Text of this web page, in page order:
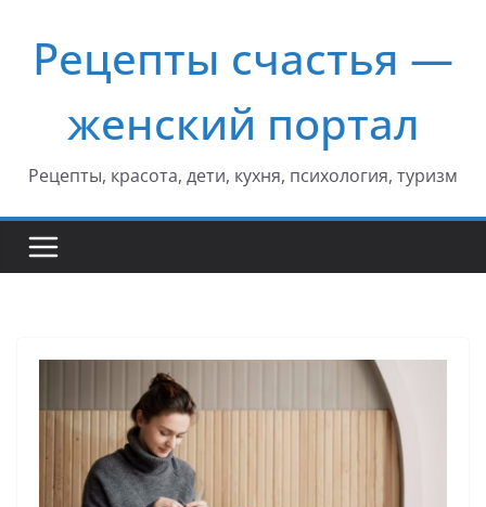
содержимому
Рецепты счастья —
женский портал
Рецепты, красота, дети, кухня, психология, туризм